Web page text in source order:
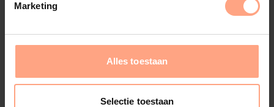
Marketing
Alles toestaan
Selectie toestaan
Kiezel Rond Vierkant